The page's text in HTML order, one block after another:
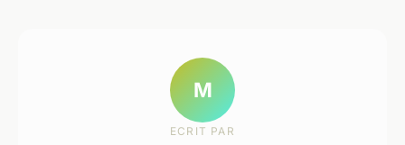
M
ECRIT PAR